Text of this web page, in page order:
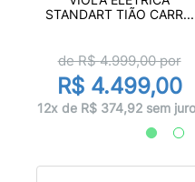
STANDART TIÃO CARR...
de R$4.999,00por
R$ 4.499,00
12x de R$ 374,92 sem